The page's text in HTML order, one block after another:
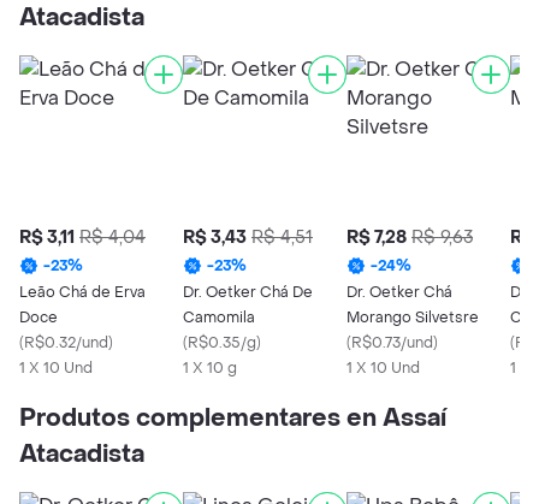
Atacadista
R$ 3,11 R$ 4,04
-23%
Leão Chá de Erva
Doce
(R$0.32/und)
1 X 10 Und
R$ 3,43 R$ 4,51
-23%
Dr. Oetker Chá De
Camomila
(R$0.35/g)
1 X 10 g
R$ 7,28 R$ 9,63
-24%
Dr. Oetker Chá
Morango Silvetsre
(R$0.73/und)
1 X 10 Und
R$
Dr.
(
1 X
Produtos complementares en Assaí
Atacadista